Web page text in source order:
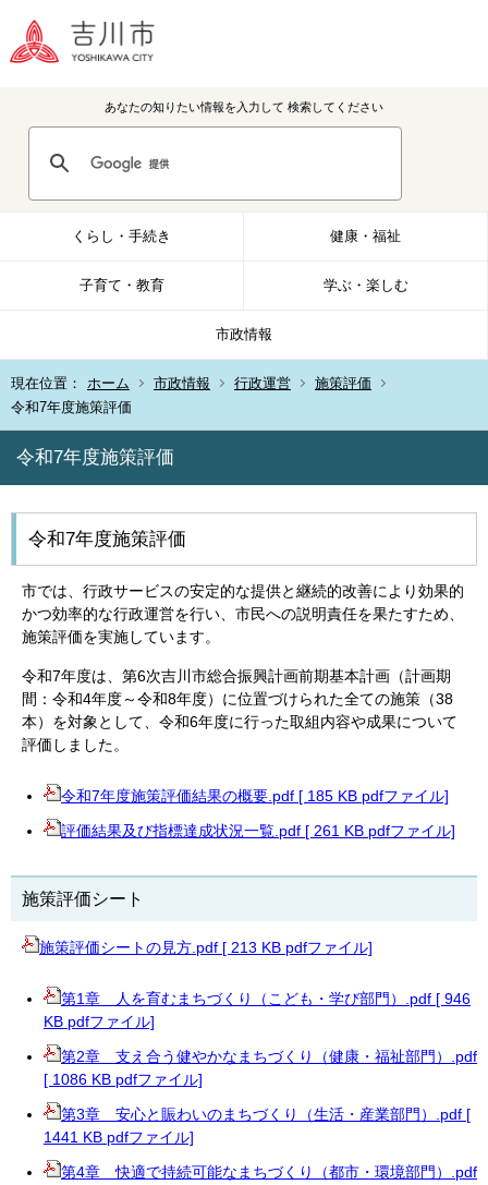
あなたの知りたい情報を入力して 検索してください
くらし・手続き 健康・福祉
子育て・教育 学ぶ・楽しむ
市政情報
現在位置： ホーム 市政情報 行政運営
施策評価
令和7年度施策評価
令和7年度施策評価
令和7年度施策評価
市では、行政サービスの安定的な提供と継続的改善により効果的
かつ効率的な行政運営を行い、市民への説明責任を果たすため、
施策評価を実施しています。
令和7年度は、第6次吉川市総合振興計画前期基本計画（計画期
間：令和4年度～令和8年度）に位置づけられた全ての施策（38
本）を対象として、令和6年度に行った取組内容や成果について
評価しました。
令和7年度施策評価結果の概要.pdf [ 185 KB pdfファイル]
評価結果及び指標達成状況一覧.pdf [ 261 KB pdfファイル]
施策評価シート
施策評価シートの見方.pdf [ 213 KB pdfファイル]
第1章 人を育むまちづくり（こども・学び部門）.pdf [ 946
KB pdfファイル]
第2章 支え合う健やかなまちづくり（健康・福祉部門）.pdf
[ 1086 KB pdfファイル]
第3章 安心と賑わいのまちづくり（生活・産業部門）.pdf [
1441 KB pdfファイル]
第4章 快適で持続可能なまちづくり（都市・環境部門）.pdf